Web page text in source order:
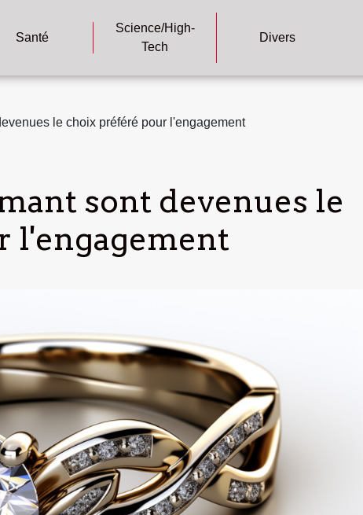
Santé
Science/High-
Tech
Divers
le choix préféré pour l'engagement
sont devenues le
l'engagement